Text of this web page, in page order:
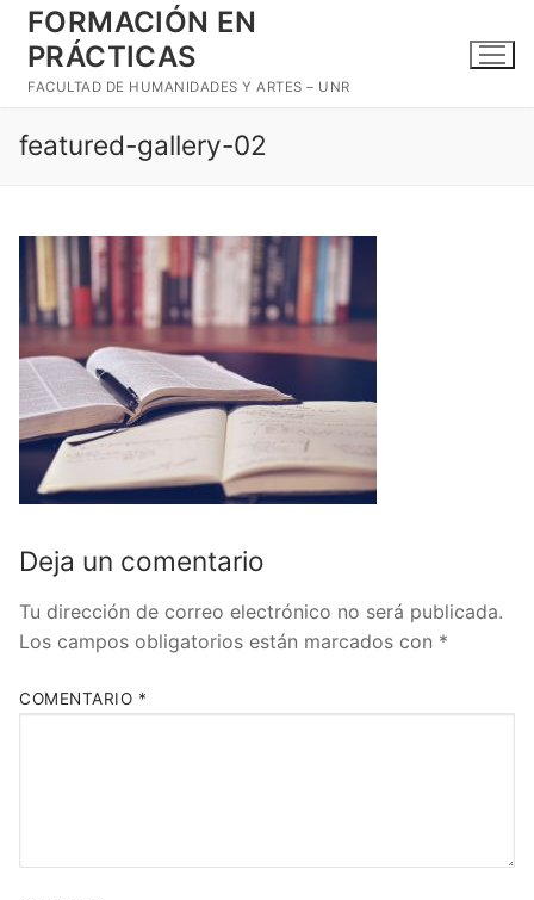
contenido
FORMACIÓN EN
PRÁCTICAS
FACULTAD DE HUMANIDADES Y ARTES – UNR
featured-gallery-02
Deja un comentario
Tu dirección de correo electrónico no será publicada.
Los campos obligatorios están marcados con *
COMENTARIO *